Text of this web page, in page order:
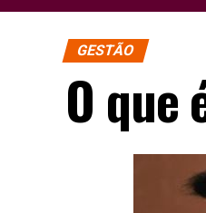
GESTÃO
O que